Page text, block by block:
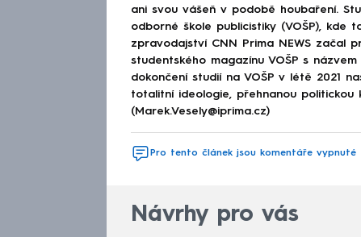
ani svou vášeň v podobě houbaření.
odborné škole publicistiky (VOŠP), kde
zpravodajství CNN Prima NEWS začal
studentského magazínu VOŠP s
dokončení studií na VOŠP v létě 2021
totalitní ideologie, přehnanou politickou
(Marek.Vesely@iprima.cz)
Pro tento článek jsou komentáře vypnuté
Návrhy pro vás